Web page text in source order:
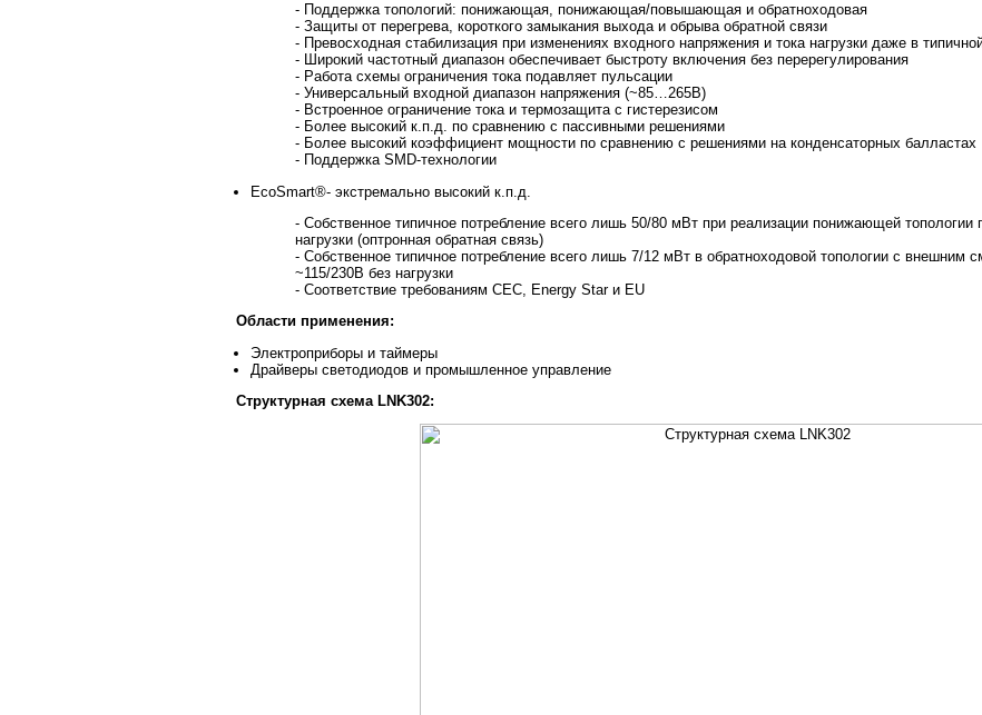
- Поддержка топологий: понижающая, понижающая/повышающая и обратноходовая
- Защиты от перегрева, короткого замыкания выхода и обрыва обратной связи
- Превосходная стабилизация при изменениях входного напряжения и тока нагрузки даже в
- Широкий частотный диапазон обеспечивает быстроту включения без перерегулирования
- Работа схемы ограничения тока подавляет пульсации
- Универсальный входной диапазон напряжения (~85…265В)
- Встроенное ограничение тока и термозащита с гистерезисом
- Более высокий к.п.д. по сравнению с пассивными решениями
- Более высокий коэффициент мощности по сравнению с решениями на конденсаторных балластах
- Поддержка SMD-технологии
EcoSmart®- экстремально высокий к.п.д.
- Собственное типичное потребление всего лишь 50/80 мВт при реализации понижающей
нагрузки (оптронная обратная связь)
- Собственное типичное потребление всего лишь 7/12 мВт в обратноходовой топологии с внешним
~115/230В без нагрузки
- Соответствие требованиям CEC, Energy Star и EU
Области применения:
Электроприборы и таймеры
Драйверы светодиодов и промышленное управление
Структурная схема LNK302: